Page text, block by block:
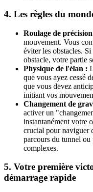
4. Les règles du
Roulage de
mouvement. Vous
éviter les obstacles.
obstacle, votre partie
Physique de l'élan :
que vous ayez cessé
que vous devez
initiant vos
Changement de
activer un
instantanément votre
crucial pour naviguer
parcours du tunnel ou
complexes.
5. Votre première
démarrage rapide